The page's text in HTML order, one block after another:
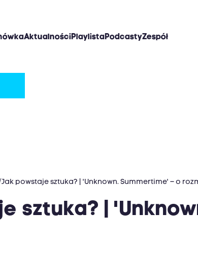
AktualnościPlaylistaPodcastyZespół
Jak powstaje sztuka? | 'Unknown. Summertime' – o
sztuka? |